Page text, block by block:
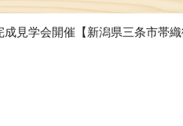
成見学会開催【新潟県三条市帯織